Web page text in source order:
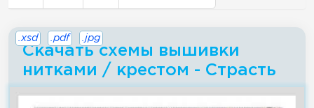
Скачать схемы вышивки
нитками / крестом - Страсть
.xsd .pdf .jpg